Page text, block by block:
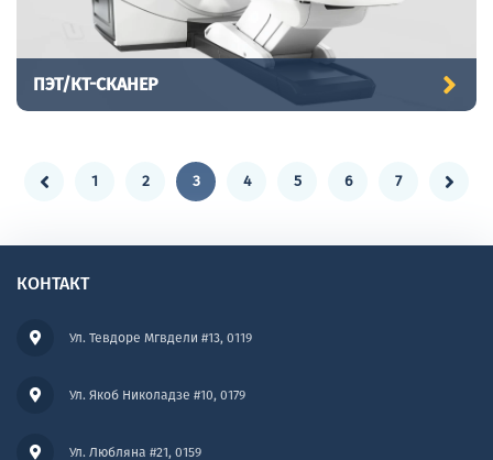
ПЭТ/КТ-СКАНЕР
1 2 3 4 5 6 7
КОНТАКТ
Ул. Тевдоре Мгвдели #13, 0119
Ул. Якоб Николадзе #10, 0179
Ул. Любляна #21, 0159